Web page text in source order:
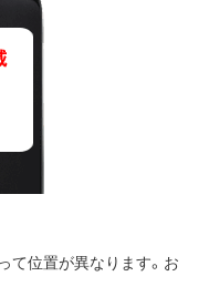
て位置が異なります。お